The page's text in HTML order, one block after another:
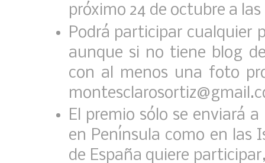
próximo 24 de octubre a las
Podrá participar cualquier
aunque si no tiene blog
con al menos una foto
El premio sólo se enviará
en Península como en las
de España quiere